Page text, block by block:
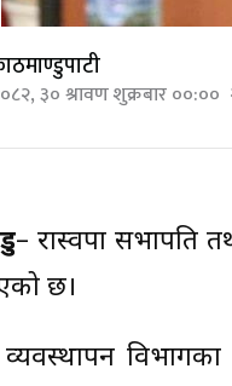
३० श्रावण शुक्रबार
– रास्वपा सभापति
छ।
व्यवस्थापन